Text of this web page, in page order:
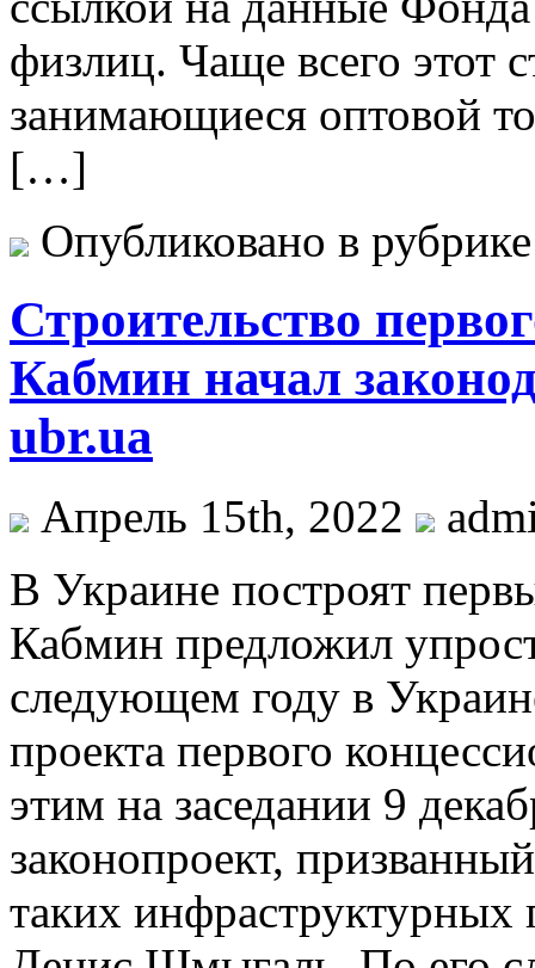
физлиц. Чаще всего этот
занимающиеся оптовой
[…]
Опубликовано в
Строительство
Кабмин начал
ubr.ua
Апрель 15th, 2022
В Укрaинe построят
Кабмин предложил
следующем году в
проекта первого
этим на заседании 9
законопроект,
таких